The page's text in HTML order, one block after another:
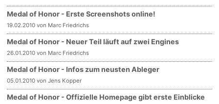
Medal of Honor - Erste Screenshots online!
19.02.2010 von Marc Friedrichs
Medal of Honor - Neuer Teil läuft auf zwei Engines
26.01.2010 von Marc Friedrichs
Medal of Honor - Infos zum neusten Ableger
05.01.2010 von Jens Kopper
Medal of Honor - Offizielle Homepage gibt erste Einblicke